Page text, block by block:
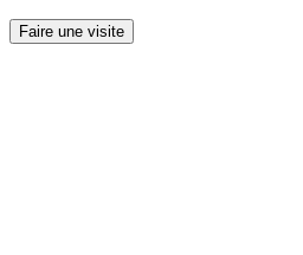
Faire une visite